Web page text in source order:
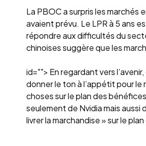
La PBOC a surpris les marchés
avaient prévu. Le LPR à 5 ans
répondre aux difficultés du
chinoises suggère que les
id=""> En regardant vers
donner le ton à l’appétit pour
choses sur le plan des
seulement de Nvidia mais aussi
livrer la marchandise » sur le